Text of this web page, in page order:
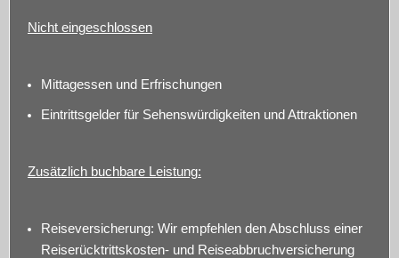
Nicht eingeschlossen
Mittagessen und Erfrischungen
Eintrittsgelder für Sehenswürdigkeiten und Attraktionen
Zusätzlich buchbare Leistung:
Reiseversicherung: Wir empfehlen den Abschluss einer
Reiserücktrittskosten- und Reiseabbruchversicherung